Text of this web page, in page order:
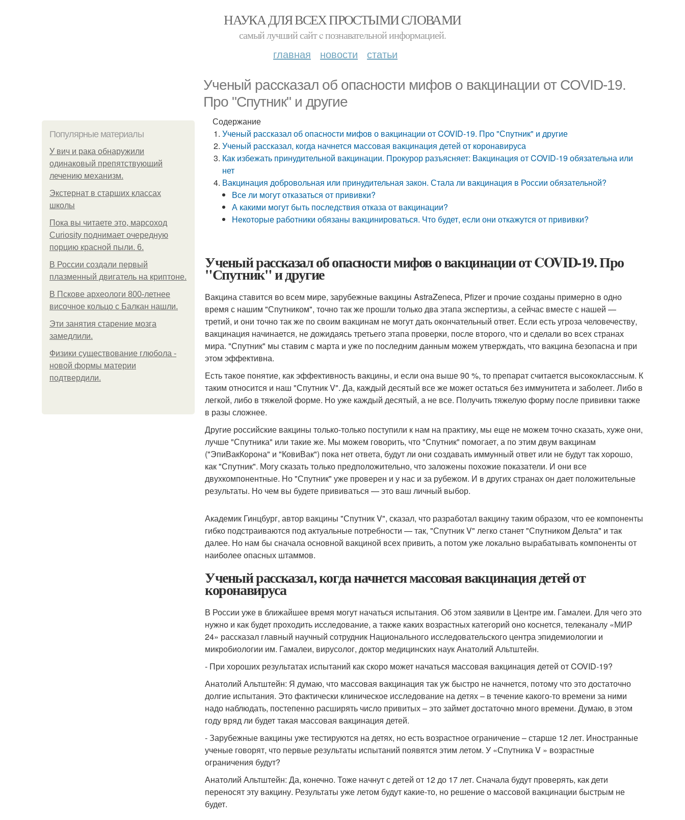
НАУКА ДЛЯ ВСЕХ ПРОСТЫМИ СЛОВАМИ
самый лучший сайт c познавательной информацией.
главная новости статьи
Ученый рассказал об опасности мифов о вакцинации от COVID-19.
Про "Спутник" и другие
Популярные материалы
У вич и рака обнаружили
одинаковый препятствующий
лечению механизм.
Экстернат в старших классах
школы
Пока вы читаете это, марсоход
Curiosity поднимает очередную
порцию красной пыли. 6.
В России создали первый
плазменный двигатель на криптоне.
В Пскове археологи 800-летнее
височное кольцо с Балкан нашли.
Эти занятия старение мозга
замедлили.
Физики существование глюбола -
новой формы материи
подтвердили.
Содержание
Ученый рассказал об опасности мифов о вакцинации от COVID-19. Про "Спутник" и другие
Ученый рассказал, когда начнется массовая вакцинация детей от коронавируса
Как избежать принудительной вакцинации. Прокурор разъясняет: Вакцинация от COVID-19 обязательна или
нет
Вакцинация добровольная или принудительная закон. Стала ли вакцинация в России обязательной?
Все ли могут отказаться от прививки?
А какими могут быть последствия отказа от вакцинации?
Некоторые работники обязаны вакцинироваться. Что будет, если они откажутся от прививки?
Ученый рассказал об опасности мифов о вакцинации от COVID-19. Про
"Спутник" и другие
Вакцина ставится во всем мире, зарубежные вакцины AstraZeneca, Pfizer и прочие созданы примерно в одно
время с нашим "Спутником", точно так же прошли только два этапа экспертизы, а сейчас вместе с нашей —
третий, и они точно так же по своим вакцинам не могут дать окончательный ответ. Если есть угроза человечеству,
вакцинация начинается, не дожидаясь третьего этапа проверки, после второго, что и сделали во всех странах
мира. "Спутник" мы ставим с марта и уже по последним данным можем утверждать, что вакцина безопасна и при
этом эффективна.
Есть такое понятие, как эффективность вакцины, и если она выше 90 %, то препарат считается высококлассным. К
таким относится и наш "Спутник V". Да, каждый десятый все же может остаться без иммунитета и заболеет. Либо в
легкой, либо в тяжелой форме. Но уже каждый десятый, а не все. Получить тяжелую форму после прививки также
в разы сложнее.
Другие российские вакцины только-только поступили к нам на практику, мы еще не можем точно сказать, хуже они,
лучше "Спутника" или такие же. Мы можем говорить, что "Спутник" помогает, а по этим двум вакцинам
("ЭпиВакКорона" и "КовиВак") пока нет ответа, будут ли они создавать иммунный ответ или не будут так хорошо,
как "Спутник". Могу сказать только предположительно, что заложены похожие показатели. И они все
двухкомпонентные. Но "Спутник" уже проверен и у нас и за рубежом. И в других странах он дает положительные
результаты. Но чем вы будете прививаться — это ваш личный выбор.
Академик Гинцбург, автор вакцины "Спутник V", сказал, что разработал вакцину таким образом, что ее компоненты
гибко подстраиваются под актуальные потребности — так, "Спутник V" легко станет "Спутником Дельта" и так
далее. Но нам бы сначала основной вакциной всех привить, а потом уже локально вырабатывать компоненты от
наиболее опасных штаммов.
Ученый рассказал, когда начнется массовая вакцинация детей от
коронавируса
В России уже в ближайшее время могут начаться испытания. Об этом заявили в Центре им. Гамалеи. Для чего это
нужно и как будет проходить исследование, а также каких возрастных категорий оно коснется, телеканалу «МИР
24» рассказал главный научный сотрудник Национального исследовательского центра эпидемиологии и
микробиологии им. Гамалеи, вирусолог, доктор медицинских наук Анатолий Альтштейн.
- При хороших результатах испытаний как скоро может начаться массовая вакцинация детей от COVID-19?
Анатолий Альтштейн: Я думаю, что массовая вакцинация так уж быстро не начнется, потому что это достаточно
долгие испытания. Это фактически клиническое исследование на детях – в течение какого-то времени за ними
надо наблюдать, постепенно расширять число привитых – это займет достаточно много времени. Думаю, в этом
году вряд ли будет такая массовая вакцинация детей.
- Зарубежные вакцины уже тестируются на детях, но есть возрастное ограничение – старше 12 лет. Иностранные
ученые говорят, что первые результаты испытаний появятся этим летом. У «Спутника V » возрастные
ограничения будут?
Анатолий Альтштейн: Да, конечно. Тоже начнут с детей от 12 до 17 лет. Сначала будут проверять, как дети
переносят эту вакцину. Результаты уже летом будут какие-то, но решение о массовой вакцинации быстрым не
будет.